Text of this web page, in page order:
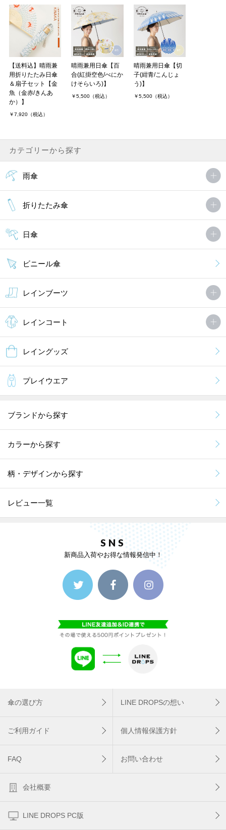
【送料込】晴雨兼
用折りたたみ日傘
＆扇子セット【金
魚（金赤/きんあ
か）】
￥7,920（税込）
晴雨兼用日傘【百
合(紅掛空色/べにか
けそらいろ)】
￥5,500（税込）
晴雨兼用日傘【切
子(紺青/こんじょ
う)】
￥5,500（税込）
カテゴリーから探す
雨傘
折りたたみ傘
日傘
ビニール傘
レインブーツ
レインコート
レイングッズ
プレイウエア
ブランドから探す
カラーから探す
柄・デザインから探す
レビュー一覧
SNS
新商品入荷やお得な情報発信中！
傘の選び方 LINE DROPSの想い
ご利用ガイド 個人情報保護方針
FAQ お問い合わせ
会社概要
LINE DROPS PC版